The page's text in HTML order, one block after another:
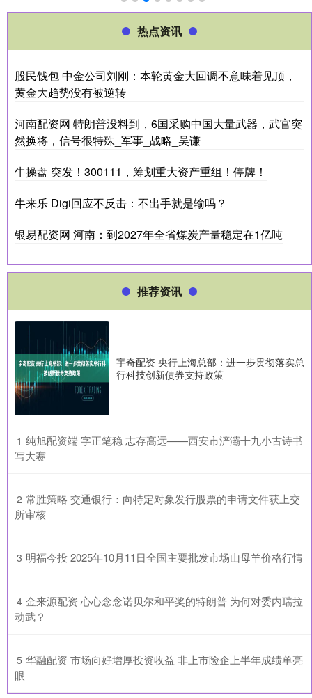
热点资讯
股民钱包 中金公司刘刚：本轮黄金大回调不意味着见顶，
黄金大趋势没有被逆转
河南配资网 特朗普没料到，6国采购中国大量武器，武官突
然换将，信号很特殊_军事_战略_吴谦
牛操盘 突发！300111，筹划重大资产重组！停牌！
牛来乐 Digi回应不反击：不出手就是输吗？
银易配资网 河南：到2027年全省煤炭产量稳定在1亿吨
推荐资讯
宇奇配资 央行上海总部：进一步贯彻落实总
行科技创新债券支持政策
1 ​纯旭配资端 字正笔稳 志存高远——西安市浐灞十九小古诗书
写大赛
2 ​常胜策略 交通银行：向特定对象发行股票的申请文件获上交
所审核
3 ​明福今投 2025年10月11日全国主要批发市场山母羊价格行情
4 ​金来源配资 心心念念诺贝尔和平奖的特朗普 为何对委内瑞拉
动武？
5 ​华融配资 市场向好增厚投资收益 非上市险企上半年成绩单亮
眼